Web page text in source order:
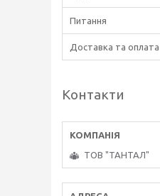
Питання
Доставка та оплата
Контакти
ТОВ "ТАНТАЛ"